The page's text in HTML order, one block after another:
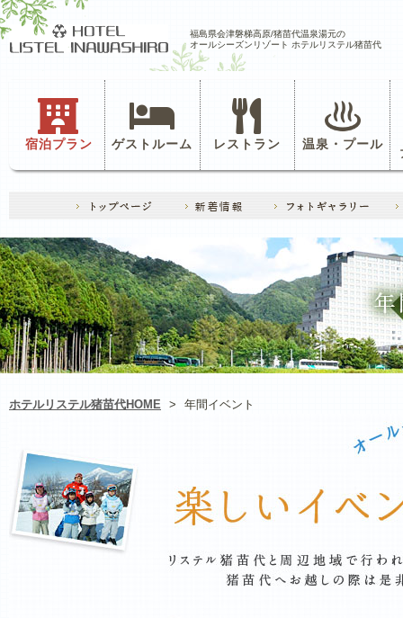
福島県会津磐梯高原/猪苗代温泉湯元の
オールシーズンリゾート ホテルリステル猪苗代
宿泊プラン ゲストルーム レストラン 温泉・プール
ホテルリステル猪苗代HOME > 年間イベント